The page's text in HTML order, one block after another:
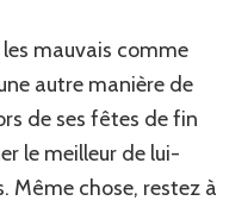
mauvais comme
autre manière de
de ses fêtes de fin
le meilleur de lui-
Même chose, restez à